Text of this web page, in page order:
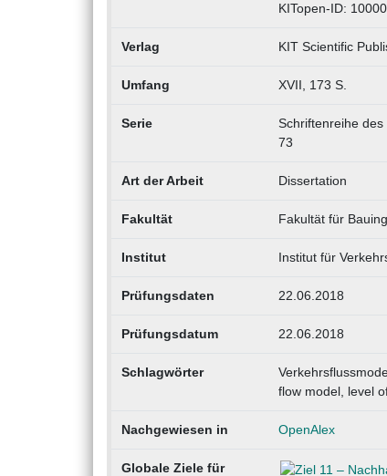
KITopen-ID:
Verlag KIT Scientific
Umfang XVII, 173 S.
Serie
Schriftenreihe
73
Art der Arbeit Dissertation
Fakultät Fakultät für
Institut Institut für
Prüfungsdaten 22.06.2018
Prüfungsdatum 22.06.2018
Schlagwörter
flow model, level
Nachgewiesen in OpenAlex
Globale Ziele für